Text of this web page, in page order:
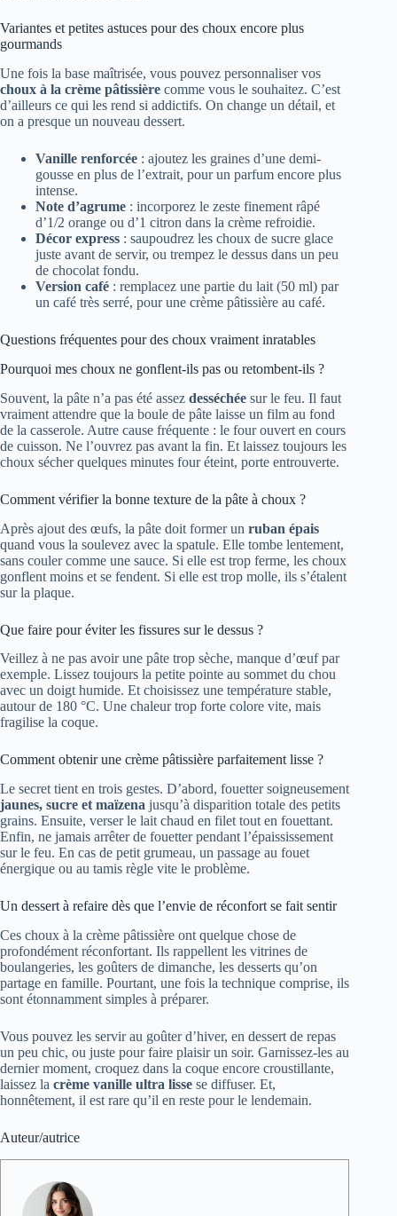
Variantes et petites astuces pour des choux encore plus
gourmands
Une fois la base maîtrisée, vous pouvez personnaliser vos
choux à la crème pâtissière comme vous le souhaitez. C’est
d’ailleurs ce qui les rend si addictifs. On change un détail, et
on a presque un nouveau dessert.
Vanille renforcée : ajoutez les graines d’une demi-
gousse en plus de l’extrait, pour un parfum encore plus
intense.
Note d’agrume : incorporez le zeste finement râpé
d’1/2 orange ou d’1 citron dans la crème refroidie.
Décor express : saupoudrez les choux de sucre glace
juste avant de servir, ou trempez le dessus dans un peu
de chocolat fondu.
Version café : remplacez une partie du lait (50 ml) par
un café très serré, pour une crème pâtissière au café.
Questions fréquentes pour des choux vraiment inratables
Pourquoi mes choux ne gonflent-ils pas ou retombent-ils ?
Souvent, la pâte n’a pas été assez desséchée sur le feu. Il faut
vraiment attendre que la boule de pâte laisse un film au fond
de la casserole. Autre cause fréquente : le four ouvert en cours
de cuisson. Ne l’ouvrez pas avant la fin. Et laissez toujours les
choux sécher quelques minutes four éteint, porte entrouverte.
Comment vérifier la bonne texture de la pâte à choux ?
Après ajout des œufs, la pâte doit former un ruban épais
quand vous la soulevez avec la spatule. Elle tombe lentement,
sans couler comme une sauce. Si elle est trop ferme, les choux
gonflent moins et se fendent. Si elle est trop molle, ils s’étalent
sur la plaque.
Que faire pour éviter les fissures sur le dessus ?
Veillez à ne pas avoir une pâte trop sèche, manque d’œuf par
exemple. Lissez toujours la petite pointe au sommet du chou
avec un doigt humide. Et choisissez une température stable,
autour de 180 °C. Une chaleur trop forte colore vite, mais
fragilise la coque.
Comment obtenir une crème pâtissière parfaitement lisse ?
Le secret tient en trois gestes. D’abord, fouetter soigneusement
jaunes, sucre et maïzena jusqu’à disparition totale des petits
grains. Ensuite, verser le lait chaud en filet tout en fouettant.
Enfin, ne jamais arrêter de fouetter pendant l’épaississement
sur le feu. En cas de petit grumeau, un passage au fouet
énergique ou au tamis règle vite le problème.
Un dessert à refaire dès que l’envie de réconfort se fait sentir
Ces choux à la crème pâtissière ont quelque chose de
profondément réconfortant. Ils rappellent les vitrines de
boulangeries, les goûters de dimanche, les desserts qu’on
partage en famille. Pourtant, une fois la technique comprise, ils
sont étonnamment simples à préparer.
Vous pouvez les servir au goûter d’hiver, en dessert de repas
un peu chic, ou juste pour faire plaisir un soir. Garnissez-les au
dernier moment, croquez dans la coque encore croustillante,
laissez la crème vanille ultra lisse se diffuser. Et,
honnêtement, il est rare qu’il en reste pour le lendemain.
Auteur/autrice